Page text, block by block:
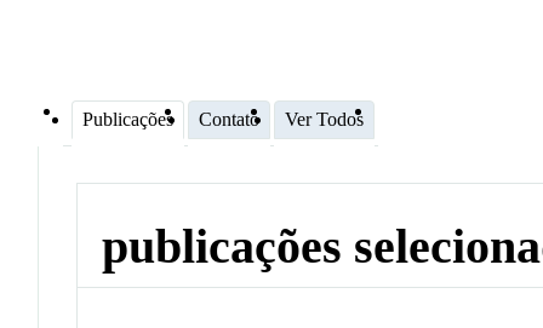
Publicações Contato Ver Todos
publicações